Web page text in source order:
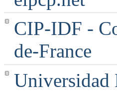
CIP-IDF -
de-France
Universidad